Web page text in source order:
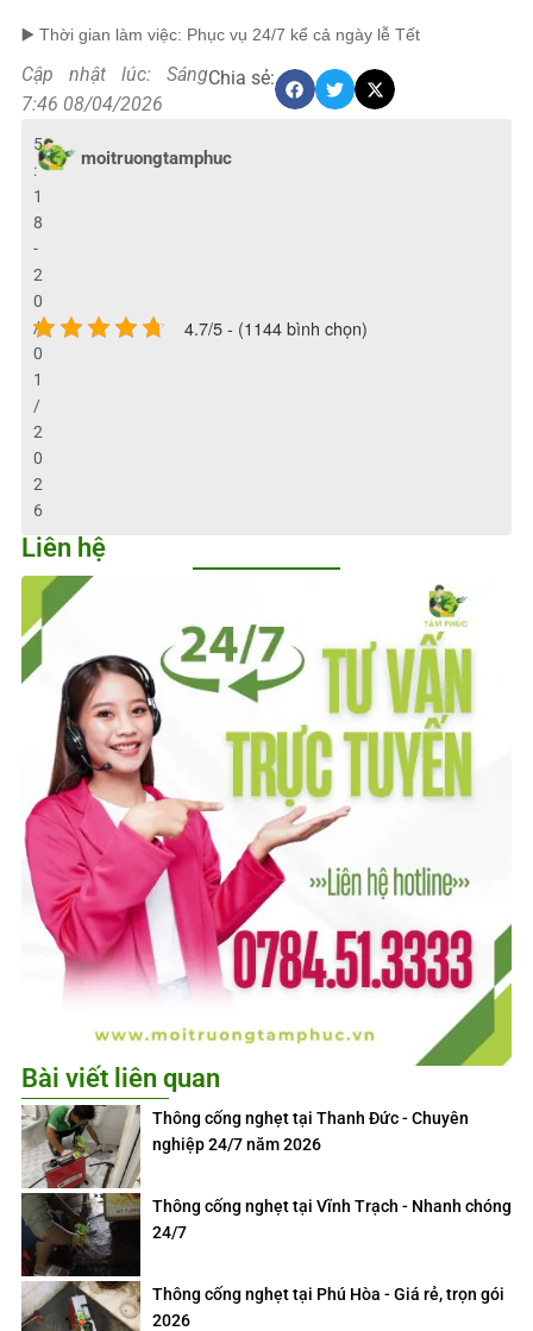
▶️ Thời gian làm việc: Phục vụ 24/7 kể cả ngày lễ Tết
Cập nhật lúc: Sáng
7:46 08/04/2026
Chia sẻ:
moitruongtamphuc
5
:
1
8
-
2
0
/
0
1
/
2
0
2
6
4.7/5 - (1144 bình chọn)
Liên hệ
Bài viết liên quan
Thông cống nghẹt tại Thanh Đức - Chuyên
nghiệp 24/7 năm 2026
Thông cống nghẹt tại Vĩnh Trạch - Nhanh chóng
24/7
Thông cống nghẹt tại Phú Hòa - Giá rẻ, trọn gói
2026